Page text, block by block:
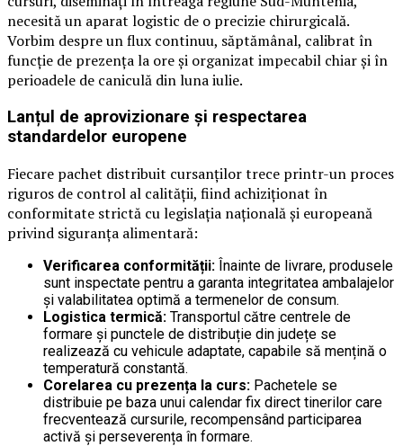
necesită un aparat logistic de o precizie chirurgicală.
Vorbim despre un flux continuu, săptămânal, calibrat în
funcție de prezența la ore și organizat impecabil chiar și în
perioadele de caniculă din luna iulie.
Lanțul de aprovizionare și respectarea
standardelor europene
Fiecare pachet distribuit cursanților trece printr-un proces
riguros de control al calității, fiind achiziționat în
conformitate strictă cu legislația națională și europeană
privind siguranța alimentară:
Verificarea conformității: Înainte de livrare, produsele
sunt inspectate pentru a garanta integritatea ambalajelor
și valabilitatea optimă a termenelor de consum.
Logistica termică: Transportul către centrele de
formare și punctele de distribuție din județe se
realizează cu vehicule adaptate, capabile să mențină o
temperatură constantă.
Corelarea cu prezența la curs: Pachetele se
distribuie pe baza unui calendar fix direct tinerilor care
frecventează cursurile, recompensând participarea
activă și perseverența în formare.